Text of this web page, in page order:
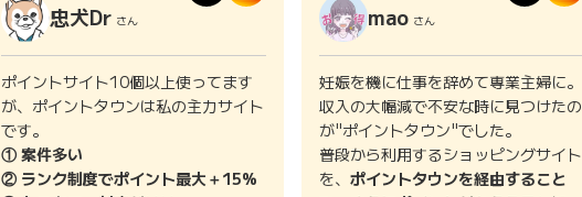
忠犬Dr さん
ポイントサイト10個以上使ってます
が、ポイントタウンは私の主力サイト
です。
① 案件多い
② ランク制度でポイント最大＋15%
mao さん
妊娠を機に仕事を辞めて専業主婦に。
収入の大幅減で不安な時に見つけたの
が"ポイントタウン"でした。
普段から利用するショッピングサイト
を、 ポイントタウンを経由すること